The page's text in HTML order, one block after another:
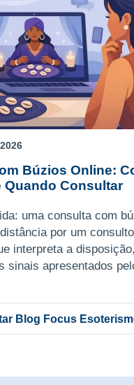
Búzios Online:
Quando Consultar
uma consulta com
por um
interpreta a
sinais apresentados
Blog Focus